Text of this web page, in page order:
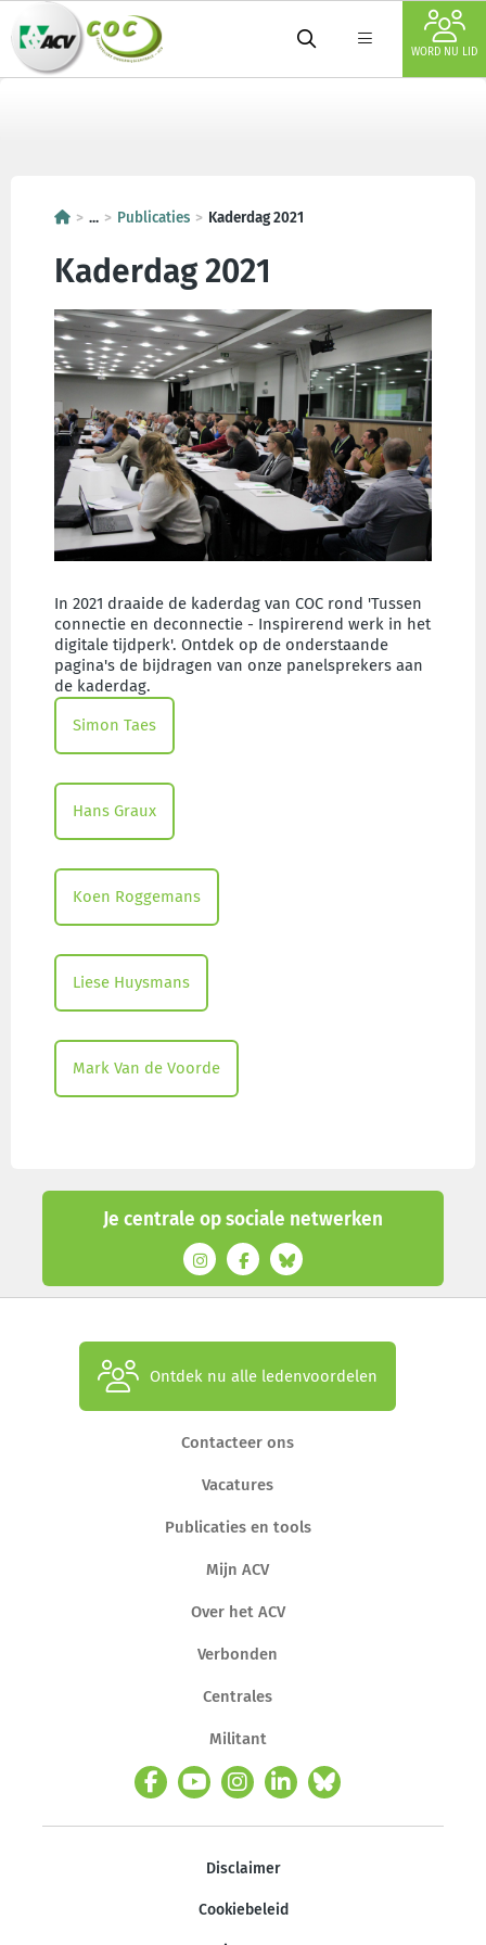
WORD NU LID
Je centrale op sociale netwerken
... Publicaties Kaderdag 2021
Kaderdag 2021
In 2021 draaide de kaderdag van COC rond 'Tussen
connectie en deconnectie - Inspirerend werk in het
digitale tijdperk'. Ontdek op de onderstaande
pagina's de bijdragen van onze panelsprekers aan
de kaderdag.
Simon Taes
Hans Graux
Koen Roggemans
Liese Huysmans
Mark Van de Voorde
Ontdek nu alle ledenvoordelen
Contacteer ons
Vacatures
Publicaties en tools
Mijn ACV
Over het ACV
Verbonden
Centrales
Militant
Disclaimer
Cookiebeleid